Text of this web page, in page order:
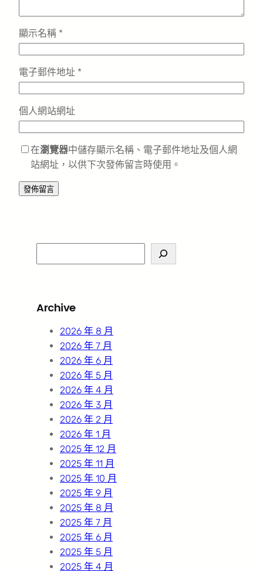
顯示名稱 *
電子郵件地址 *
個人網站網址
在瀏覽器中儲存顯示名稱、電子郵件地址及個人網
站網址，以供下次發佈留言時使用。
e
c
Archive
2026 年 8 月
2026 年 7 月
2026 年 6 月
2026 年 5 月
2026 年 4 月
2026 年 3 月
2026 年 2 月
2026 年 1 月
2025 年 12 月
2025 年 11 月
2025 年 10 月
2025 年 9 月
2025 年 8 月
2025 年 7 月
2025 年 6 月
2025 年 5 月
2025 年 4 月